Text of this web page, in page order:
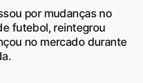
por mudanças no
futebol, reintegrou
no mercado durante